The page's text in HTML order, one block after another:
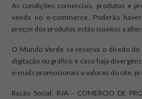
As condições comerciais, produtos e
venda no e-commerce. Poderão
preços dos produtos estão sujeitos a
O Mundo Verde se reserva o direito
digitação ou gráfico e caso haja
e-mails promocionais e valores do site,
Razão Social: RJA - COMERCIO DE